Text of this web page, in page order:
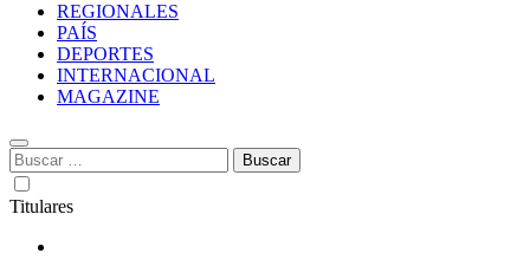
REGIONALES
PAÍS
DEPORTES
INTERNACIONAL
MAGAZINE
Buscar:
Titulares